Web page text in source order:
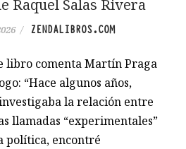
Raquel Salas Rivera
/ ZENDALIBROS.COM
libro comenta Martín Praga
“Hace algunos años,
la relación entre
llamadas “experimentales”
política, encontré